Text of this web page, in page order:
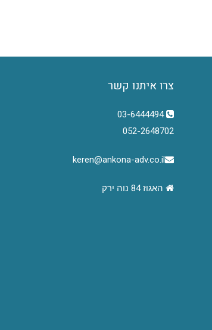
צרו איתנו קשר
03-6444494
052-2648702
keren@ankona-adv.co.il
האגוז 84 נוה ירק